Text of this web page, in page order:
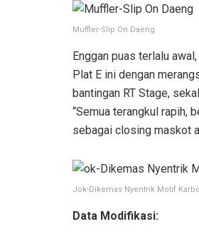
Muffler-Slip On Daeng
Enggan puas terlalu
Plat E ini dengan
bantingan RT Stage,
“Semua terangkul rapih,
sebagai closing maskot
Jok-Dikemas Nyentrik Motif
Data Modifikasi: